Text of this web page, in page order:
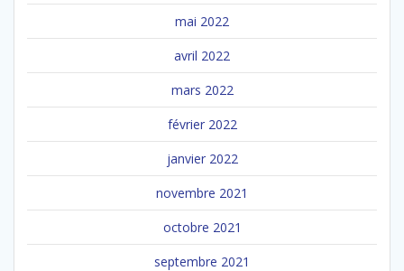
mai 2022
avril 2022
mars 2022
février 2022
janvier 2022
novembre 2021
octobre 2021
septembre 2021